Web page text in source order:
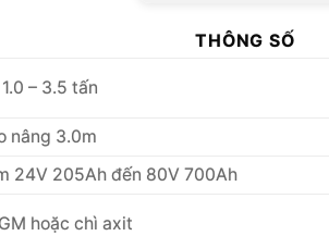
THÔNG SỐ
– 3.5 tấn
nâng 3.0m
24V 205Ah đến 80V 700Ah
hoặc chì axit